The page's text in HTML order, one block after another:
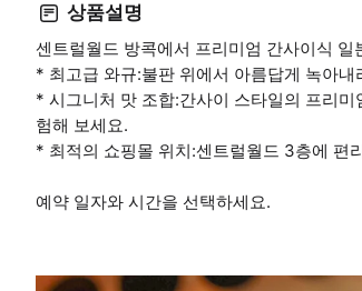
상품설명
센트럴월드 방콕에서 프리미엄 간사이식 일
* 최고급 와규:불판 위에서 아름답게 녹아
* 시그니처 맛 조합:간사이 스타일의 프리
험해 보세요.
* 최적의 쇼핑몰 위치:센트럴월드 3층에 편
예약 일자와 시간을 선택하세요.